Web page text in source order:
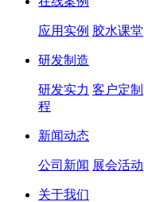
应用实例 胶水课堂
研发制造
研发实力 客户定制
程
新闻动态
公司新闻 展会活动
关于我们